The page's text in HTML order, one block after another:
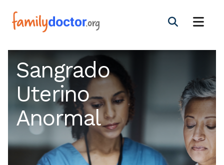
Sangrado
Uterino
Anormal